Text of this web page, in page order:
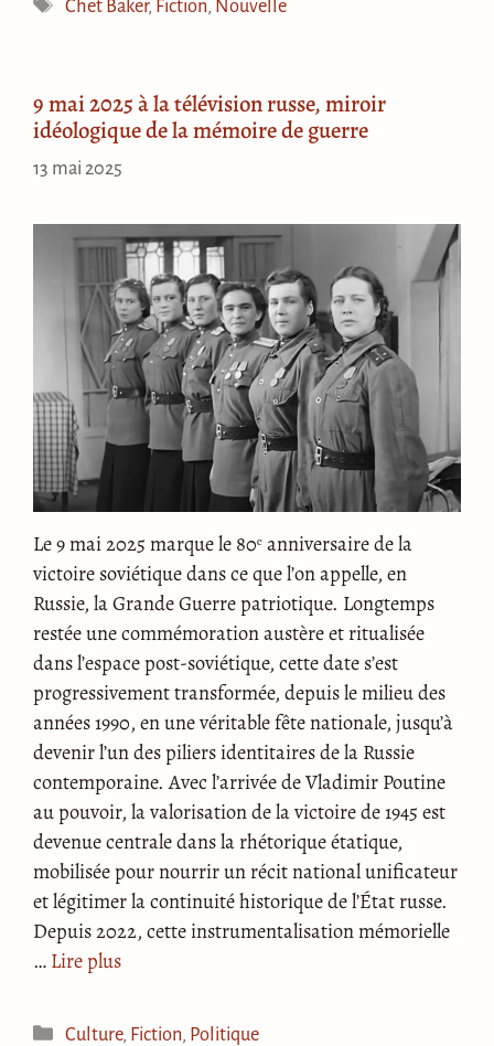
Chet Baker, Fiction, Nouvelle
9 mai 2025 à la télévision russe, miroir
idéologique de la mémoire de guerre
13 mai 2025
Le 9 mai 2025 marque le 80ᵉ anniversaire de la
victoire soviétique dans ce que l’on appelle, en
Russie, la Grande Guerre patriotique. Longtemps
restée une commémoration austère et ritualisée
dans l’espace post-soviétique, cette date s’est
progressivement transformée, depuis le milieu des
années 1990, en une véritable fête nationale, jusqu’à
devenir l’un des piliers identitaires de la Russie
contemporaine. Avec l’arrivée de Vladimir Poutine
au pouvoir, la valorisation de la victoire de 1945 est
devenue centrale dans la rhétorique étatique,
mobilisée pour nourrir un récit national unificateur
et légitimer la continuité historique de l’État russe.
Depuis 2022, cette instrumentalisation mémorielle
… Lire plus
Catégories
Culture, Fiction Politique